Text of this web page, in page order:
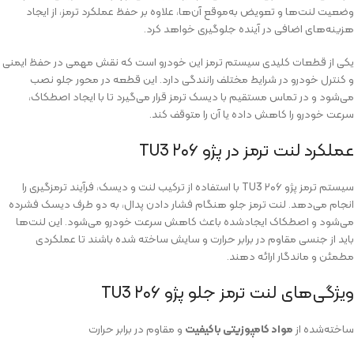
وضعیت لنت‌ها و تعویض به‌موقع آن‌ها، علاوه بر حفظ عملکرد ترمز، از ایجاد
هزینه‌های اضافی در آینده جلوگیری خواهد کرد.
یکی از قطعات کلیدی سیستم ترمز این خودرو است که نقش مهمی در حفظ ایمنی
و کنترل خودرو در شرایط مختلف رانندگی دارد. این قطعه در محور جلو نصب
می‌شود و در تماس مستقیم با دیسک ترمز قرار می‌گیرد تا با ایجاد اصطکاک،
سرعت خودرو را کاهش داده یا آن را متوقف کند.
عملکرد لنت ترمز در پژو ۲۰۶ TU3
سیستم ترمز پژو ۲۰۶ TU3 با استفاده از ترکیب لنت و دیسک، فرآیند ترمزگیری را
انجام می‌دهد. لنت ترمز جلو هنگام فشار دادن پدال، به دو طرف دیسک فشرده
می‌شود و اصطکاک ایجادشده باعث کاهش سرعت خودرو می‌شود. این لنت‌ها
باید از جنسی مقاوم در برابر حرارت و سایش ساخته شده باشند تا عملکردی
مطمئن و ماندگار ارائه دهند.
ویژگی‌های لنت ترمز جلو پژو ۲۰۶ TU3
ساخته‌شده از مواد کامپوزیتی باکیفیت و مقاوم در برابر حرارت